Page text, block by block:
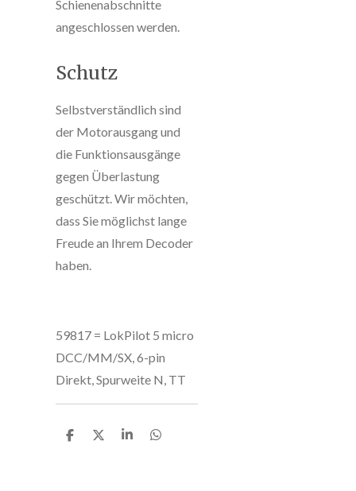
Schienenabschnitte
angeschlossen werden.
Schutz
Selbstverständlich sind
der Motorausgang und
die Funktionsausgänge
gegen Überlastung
geschützt. Wir möchten,
dass Sie möglichst lange
Freude an Ihrem Decoder
haben.
59817 = LokPilot 5 micro
DCC/MM/SX, 6-pin
Direkt, Spurweite N, TT
T
T
T
T